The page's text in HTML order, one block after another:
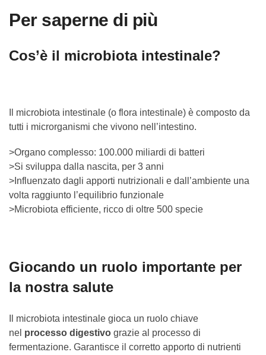
Per saperne di più
Cos’è il microbiota intestinale?
Il microbiota intestinale (o flora intestinale) è composto da
tutti i microrganismi che vivono nell’intestino.
>Organo complesso: 100.000 miliardi di batteri
>Si sviluppa dalla nascita, per 3 anni
>Influenzato dagli apporti nutrizionali e dall’ambiente una
volta raggiunto l’equilibrio funzionale
>Microbiota efficiente, ricco di oltre 500 specie
Giocando un ruolo importante per
la nostra salute
Il microbiota intestinale gioca un ruolo chiave
nel processo digestivo grazie al processo di
fermentazione. Garantisce il corretto apporto di nutrienti